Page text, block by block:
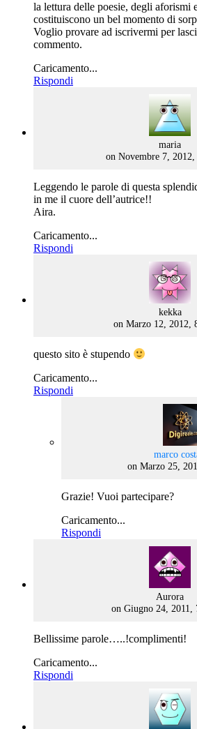
la lettura delle poesie, degli aforismi
costituiscono un bel momento di
Voglio provare ad iscrivermi per
commento.
Caricamento...
Rispondi
mariasays:
on Novembre 7, 2012,
Leggendo le parole di questa
in me il cuore dell’autrice!!
Aira.
Caricamento...
Rispondi
kekkasays:
on Marzo 12, 2012,
questo sito è stupendo
Caricamento...
Rispondi
marco
on Marzo 25,
Grazie! Vuoi partecipare?
Caricamento...
Rispondi
Aurorasays:
on Giugno 24, 2011,
Bellissime parole…..!complimenti!
Caricamento...
Rispondi